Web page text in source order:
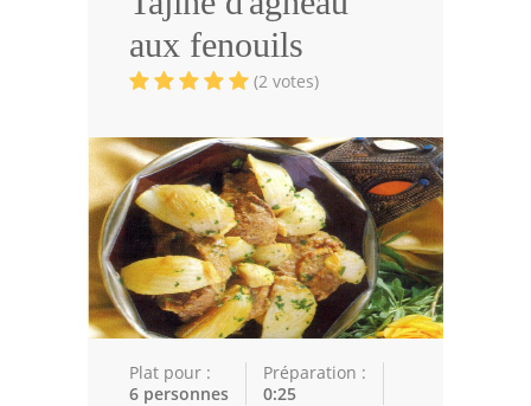
Volailles
Cuisines Orientales
Recettes marocaine
Cuisine Algérienne
Cuisine Tunisienne
Cuisine Juive
Cuisine Libanaise
aux fenouils
(2 votes)
Plat pour :
6 personnes
Préparation :
0:25